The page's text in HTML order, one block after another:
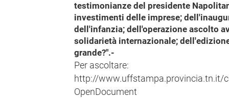
testimonianze del presidente
investimenti delle imprese;
dell'infanzia; dell'operazione ascolto
solidarietà internazionale;
grande?".-
Per ascoltare:
http://www.uffstampa.provincia.tn.it/
OpenDocument